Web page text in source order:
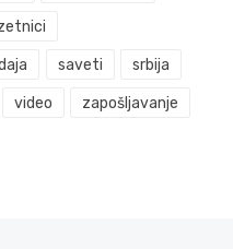
saveti srbija
video zapošljavanje